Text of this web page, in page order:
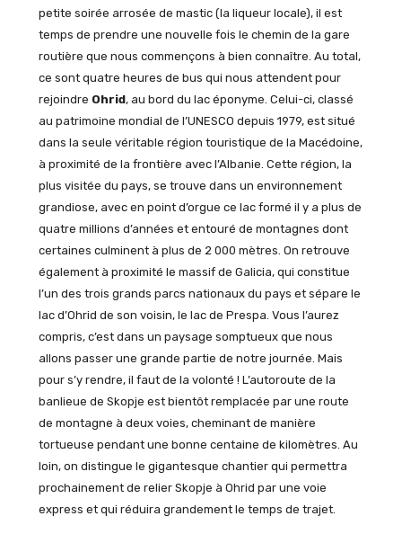
petite soirée arrosée de mastic (la liqueur locale), il est
temps de prendre une nouvelle fois le chemin de la gare
routière que nous commençons à bien connaître. Au total,
ce sont quatre heures de bus qui nous attendent pour
rejoindre Ohrid, au bord du lac éponyme. Celui-ci, classé
au patrimoine mondial de l’UNESCO depuis 1979, est situé
dans la seule véritable région touristique de la Macédoine,
à proximité de la frontière avec l’Albanie. Cette région, la
plus visitée du pays, se trouve dans un environnement
grandiose, avec en point d’orgue ce lac formé il y a plus de
quatre millions d’années et entouré de montagnes dont
certaines culminent à plus de 2 000 mètres. On retrouve
également à proximité le massif de Galicia, qui constitue
l’un des trois grands parcs nationaux du pays et sépare le
lac d’Ohrid de son voisin, le lac de Prespa. Vous l’aurez
compris, c’est dans un paysage somptueux que nous
allons passer une grande partie de notre journée. Mais
pour s’y rendre, il faut de la volonté ! L’autoroute de la
banlieue de Skopje est bientôt remplacée par une route
de montagne à deux voies, cheminant de manière
tortueuse pendant une bonne centaine de kilomètres. Au
loin, on distingue le gigantesque chantier qui permettra
prochainement de relier Skopje à Ohrid par une voie
express et qui réduira grandement le temps de trajet.